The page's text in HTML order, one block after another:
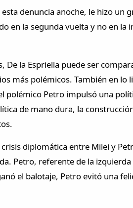
denuncia anoche, le hizo
en la segunda vuelta y no en
De la Espriella puede ser
más polémicos. También en
polémico Petro impulsó una
de mano dura, la
crisis diplomática entre Milei y
Petro, referente de la
el balotaje, Petro evitó una